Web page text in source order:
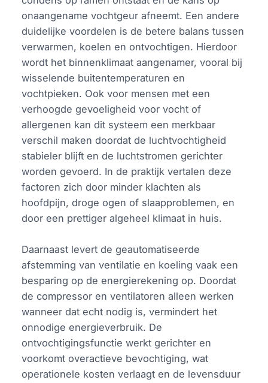
onaangename vochtgeur afneemt. Een andere
duidelijke voordelen is de betere balans tussen
verwarmen, koelen en ontvochtigen. Hierdoor
wordt het binnenklimaat aangenamer, vooral bij
wisselende buitentemperaturen en
vochtpieken. Ook voor mensen met een
verhoogde gevoeligheid voor vocht of
allergenen kan dit systeem een merkbaar
verschil maken doordat de luchtvochtigheid
stabieler blijft en de luchtstromen gerichter
worden gevoerd. In de praktijk vertalen deze
factoren zich door minder klachten als
hoofdpijn, droge ogen of slaapproblemen, en
door een prettiger algeheel klimaat in huis.
Daarnaast levert de geautomatiseerde
afstemming van ventilatie en koeling vaak een
besparing op de energierekening op. Doordat
de compressor en ventilatoren alleen werken
wanneer dat echt nodig is, vermindert het
onnodige energieverbruik. De
ontvochtigingsfunctie werkt gerichter en
voorkomt overactieve bevochtiging, wat
operationele kosten verlaagt en de levensduur